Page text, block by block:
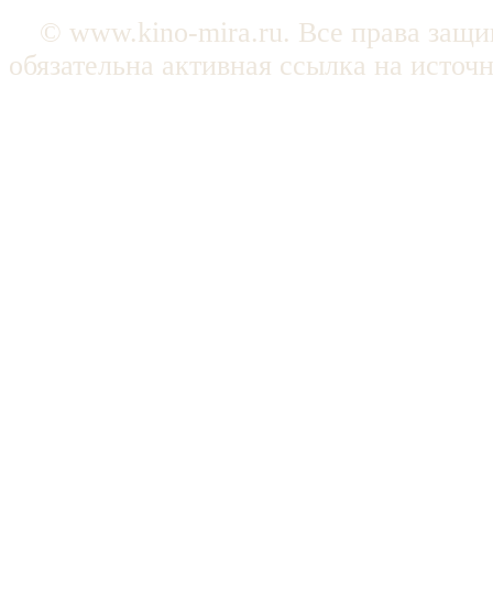
© www.kino-mira.ru. Все права
обязательна активная ссылка на